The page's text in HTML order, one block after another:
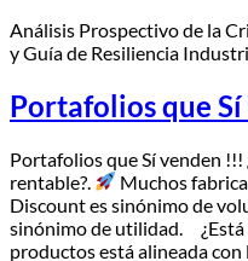
Análisis Prospectivo de la
y Guía de Resiliencia
Portafolios que
Portafolios que Sí venden
rentable?.
Muchos
Discount es sinónimo de
sinónimo de utilidad. ¿Está
productos está alineada